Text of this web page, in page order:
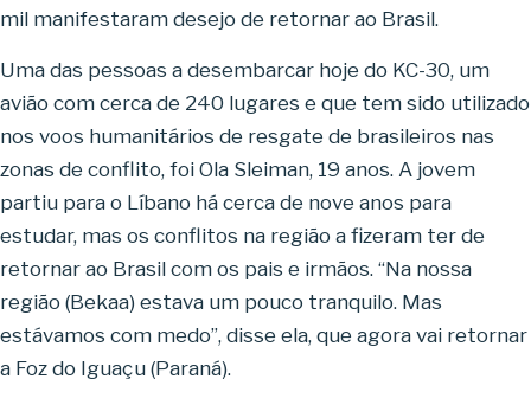
mil manifestaram desejo de retornar ao Brasil.
Uma das pessoas a desembarcar hoje do KC-30, um
avião com cerca de 240 lugares e que tem sido utilizado
nos voos humanitários de resgate de brasileiros nas
zonas de conflito, foi Ola Sleiman, 19 anos. A jovem
partiu para o Líbano há cerca de nove anos para
estudar, mas os conflitos na região a fizeram ter de
retornar ao Brasil com os pais e irmãos. “Na nossa
região (Bekaa) estava um pouco tranquilo. Mas
estávamos com medo”, disse ela, que agora vai retornar
a Foz do Iguaçu (Paraná).